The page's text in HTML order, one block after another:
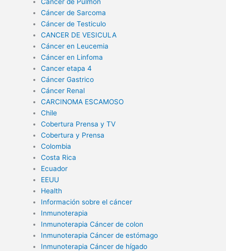
Cáncer de Sarcoma
Cáncer de Testiculo
CANCER DE VESICULA
Cáncer en Leucemia
Cáncer en Linfoma
Cancer etapa 4
Cáncer Gastrico
Cáncer Renal
CARCINOMA ESCAMOSO
Chile
Cobertura Prensa y TV
Cobertura y Prensa
Colombia
Costa Rica
Ecuador
EEUU
Health
Información sobre el cáncer
Inmunoterapia
Inmunoterapia Cáncer de colon
Inmunoterapia Cáncer de estómago
Inmunoterapia Cáncer de hígado